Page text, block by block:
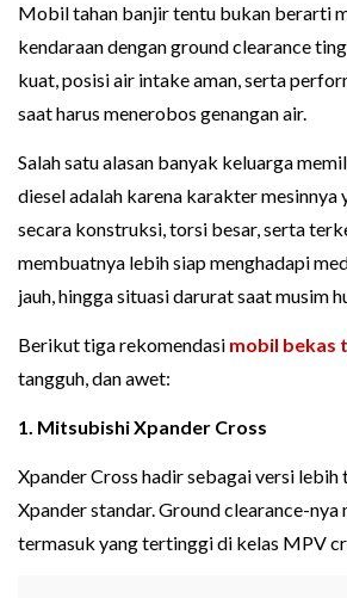
Mobil tahan banjir tentu bukan berarti
kendaraan dengan ground clearance
kuat, posisi air intake aman, serta
saat harus menerobos genangan air.
Salah satu alasan banyak keluarga
diesel adalah karena karakter mesinnya
secara konstruksi, torsi besar, serta
membuatnya lebih siap menghadapi
jauh, hingga situasi darurat saat musim
Berikut tiga rekomendasi mobil bekas
tangguh, dan awet:
1. Mitsubishi Xpander Cross
Xpander Cross hadir sebagai versi lebih
Xpander standar. Ground clearance-nya
termasuk yang tertinggi di kelas MPV